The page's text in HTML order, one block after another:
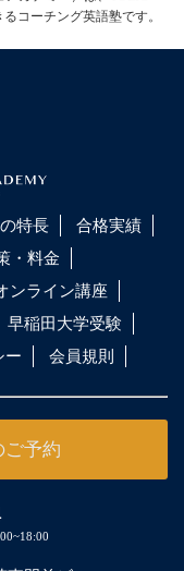
コーチング英語塾です。
特長
合格実績
・料金
ンライン講座
早稲田大学受験
ー 会員規則
ご予約